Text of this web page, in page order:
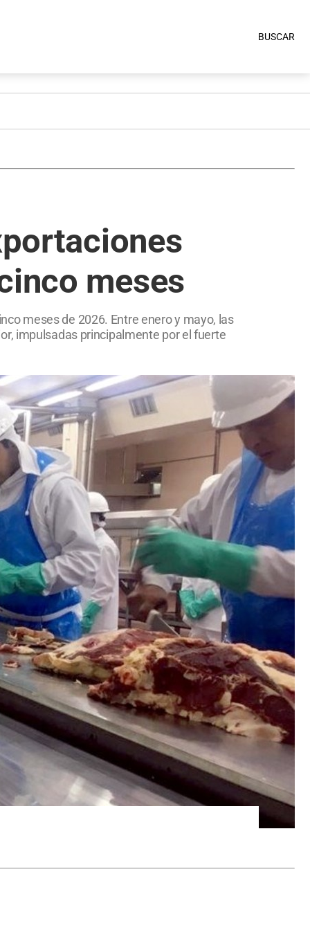
BUSCAR
meses
meses de 2026. Entre enero y mayo, las
impulsadas principalmente por el fuerte